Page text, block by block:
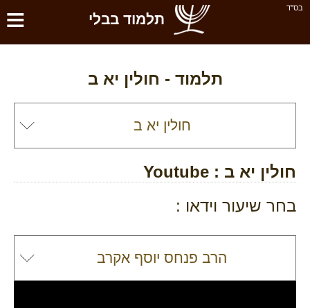
בס''ד ≡ תלמוד בבלי
תלמוד - חולין יא ב
חולין יא ב : Youtube
בחר שיעור וידאו :